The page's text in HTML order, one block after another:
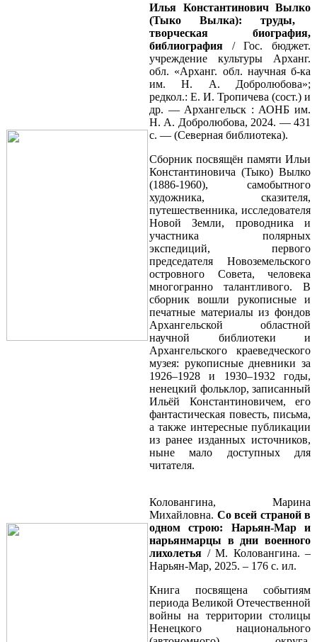
Илья Константинович Вылко
(Тыко Вылка): труды,
творческая биография,
библиография / Гос. бюджет.
учреждение культуры Арханг.
обл. «Арханг. обл. научная б-ка
им. Н. А. Добролюбова»;
редкол.: Е. И. Тропичева (сост.) и
др. — Архангельск : АОНБ им.
Н. А. Добролюбова, 2024. — 431
с. — (Северная библиотека).
Сборник посвящён памяти Ильи
Константиновича (Тыко) Вылко
(1886-1960), самобытного
художника, сказителя,
путешественника, исследователя
Новой Земли, проводника и
участника полярных
экспедиций, первого
председателя Новоземельского
островного Совета, человека
многогранно талантливого. В
сборник вошли рукописные и
печатные материалы из фондов
Архангельской областной
научной библиотеки и
Архангельского краеведческого
музея: рукописные дневники за
1926–1928 и 1930–1932 годы,
ненецкий фольклор, записанный
Ильёй Константиновичем, его
фантастическая повесть, письма,
а также интересные публикации
из ранее изданных источников,
ныне мало доступных для
читателя.
Коловангина, Марина
Михайловна. Со всей страной в
одном строю: Нарьян-Мар
и
нарьянмарцы в дни военного
лихолетья / М. Коловангина. –
Нарьян-Мар, 2025. – 176 с. ил.
Книга посвящена событиям
периода Великой Отечественной
войны на территории столицы
Ненецкого национального